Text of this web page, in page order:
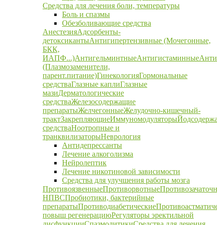
Средства для лечения боли, температуры
Боль и спазмы
Обезболивающие средства
АнестезияАдсорбенты-
детоксикантыАнтигипертензивные (Мочегонные,
БКК,
ИАПФ...)АнтигельминтныеАнтигистаминные
(Плазмозаменители,
парент.питание)ГинекологияГормональные
средстваГлазные каплиГлазные
мазиДерматологические
средстваЖелезосодержащие
препаратыЖелчегонныеЖелудочно-кишечный-
трактЗакрепляющиеИммуномодуляторы
средстваНоотропные и
транквилизаторыНеврология
Антидепрессанты
Лечение алкоголизма
Нейролептик
Лечение никотиновой зависимости
Средства для улучшения работы мозга
ПротивоязвенныеПротиворвотные
НПВСПробиотики, бактерийные
препаратыПротиводиабетические
повыш регенерациюРегуляторы эректильной